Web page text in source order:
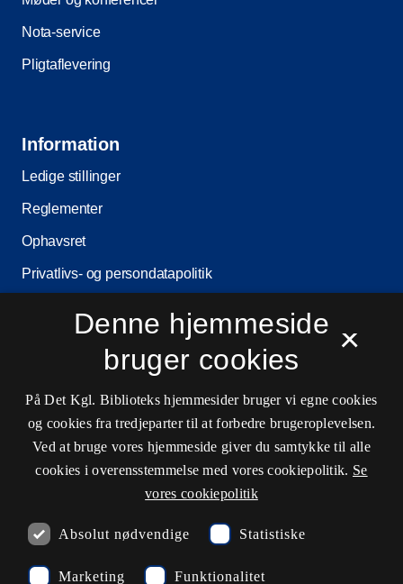
Nota-service
Pligtaflevering
Information
Ledige stillinger
Reglementer
Ophavsret
Privatlivs- og persondatapolitik
Driftsstatus
Cookieindstillinger
Kontaktinformationer
Åbningstider
×
Denne hjemmeside
bruger cookies
På Det Kgl. Biblioteks hjemmesider bruger vi egne cookies
og cookies fra tredjeparter til at forbedre brugeroplevelsen.
Ved at bruge vores hjemmeside giver du samtykke til alle
cookies i overensstemmelse med vores cookiepolitik. Se
vores cookiepolitik
Absolut nødvendige Statistiske
Marketing Funktionalitet